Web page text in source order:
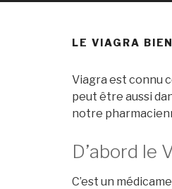
LE VIAGRA
Viagra est connu
peut être aussi
notre
D’abord le
C’est un